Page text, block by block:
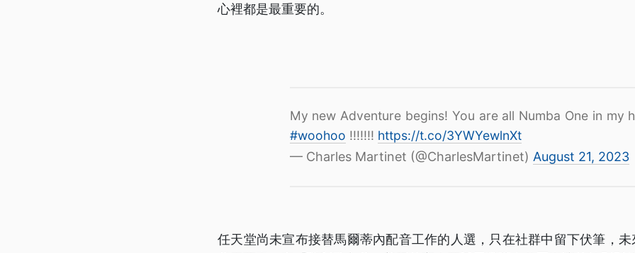
心裡都是最重要的。
My new Adventure begins! You are all Numba One in my
#woohoo !!!!!!! https://t.co/3YWYewlnXt
— Charles Martinet (@CharlesMartinet) August 21, 2023
任天堂尚未宣布接替馬爾蒂內配音工作的人選，只在社群中留下伏筆，